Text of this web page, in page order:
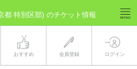
都 特別区部) のチケット情報
おすすめ 会員登録 ログイン